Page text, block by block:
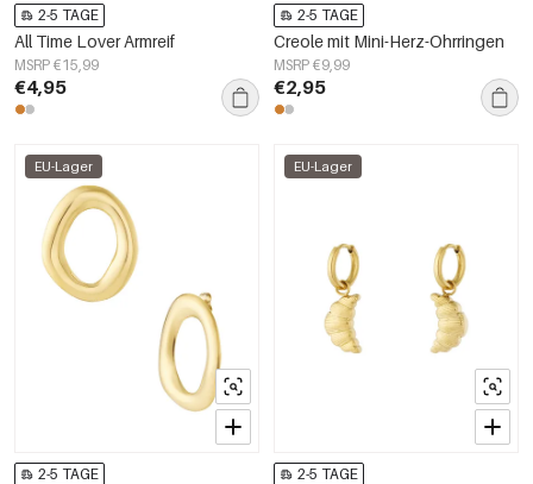
2-5 TAGE
All Time Lover Armreif
MSRP €15,99
€4,95
2-5 TAGE
Creole mit Mini-Herz-Ohrringen
MSRP €9,99
€2,95
EU-Lager
2-5 TAGE
EU-Lager
2-5 TAGE